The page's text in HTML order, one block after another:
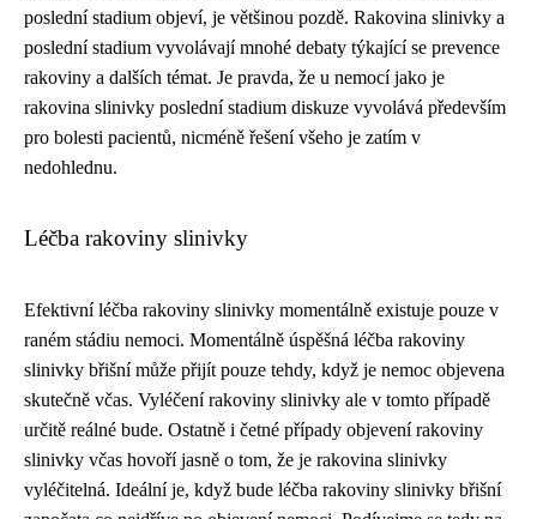
poslední stadium objeví, je většinou pozdě. Rakovina slinivky a
poslední stadium vyvolávají mnohé debaty týkající se prevence
rakoviny a dalších témat. Je pravda, že u nemocí jako je
rakovina slinivky poslední stadium diskuze vyvolává především
pro bolesti pacientů, nicméně řešení všeho je zatím v
nedohlednu.
Léčba rakoviny slinivky
Efektivní léčba rakoviny slinivky momentálně existuje pouze v
raném stádiu nemoci. Momentálně úspěšná léčba rakoviny
slinivky břišní může přijít pouze tehdy, když je nemoc objevena
skutečně včas. Vyléčení rakoviny slinivky ale v tomto případě
určitě reálné bude. Ostatně i četné případy objevení rakoviny
slinivky včas hovoří jasně o tom, že je rakovina slinivky
vyléčitelná. Ideální je, když bude léčba rakoviny slinivky břišní